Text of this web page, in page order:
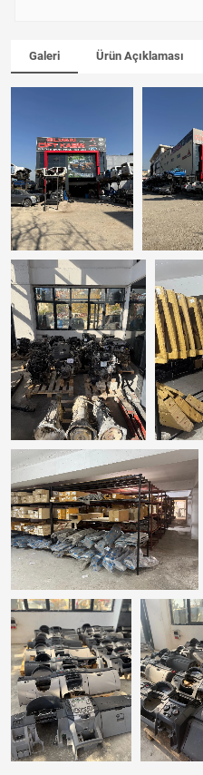
Galeri Ürün Açıklaması